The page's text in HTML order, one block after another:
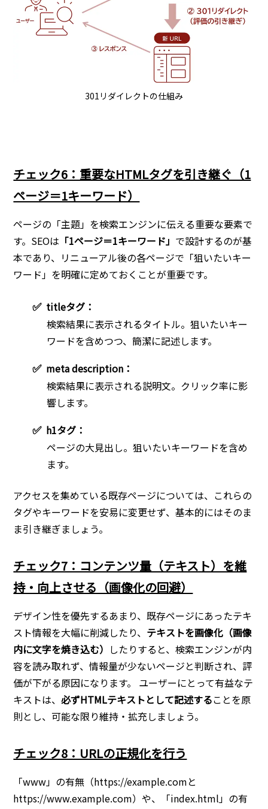
301リダイレクトの仕組み
チェック6：重要なHTMLタグを引き継ぐ（1
ページ＝1キーワード）
ページの「主題」を検索エンジンに伝える重要な要素で
す。SEOは 「1ページ＝1キーワード」 で設計するのが基
本であり、リニューアル後の各ページで「狙いたいキー
ワード」を明確に定めておくことが重要です。
✅ titleタグ：
検索結果に表示されるタイトル。狙いたいキー
ワードを含めつつ、簡潔に記述します。
✅ meta description：
検索結果に表示される説明文。クリック率に影
響します。
✅ h1タグ：
ページの大見出し。狙いたいキーワードを含め
ます。
アクセスを集めている既存ページについては、これらの
タグやキーワードを安易に変更せず、基本的にはそのま
ま引き継ぎましょう。
チェック7：コンテンツ量（テキスト）を維
持・向上させる（画像化の回避）
デザイン性を優先するあまり、既存ページにあったテキ
スト情報を大幅に削減したり、 テキストを画像化（画像
内に文字を焼き込む） したりすると、検索エンジンが内
容を読み取れず、情報量が少ないページと判断され、評
価が下がる原因になります。 ユーザーにとって有益なテ
キストは、必ずHTMLテキストとして記述することを原
則とし、可能な限り維持・拡充しましょう。
チェック8：URLの正規化を行う
「www」の有無（https://example.comと
https://www.example.com）や、「index.html」の有